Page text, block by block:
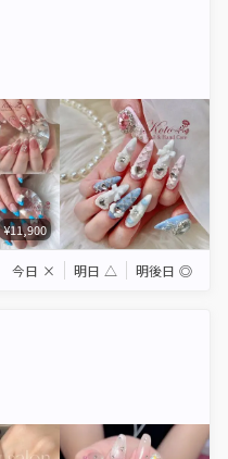
¥11,900
今日 × 明日 △ 明後日 ◎